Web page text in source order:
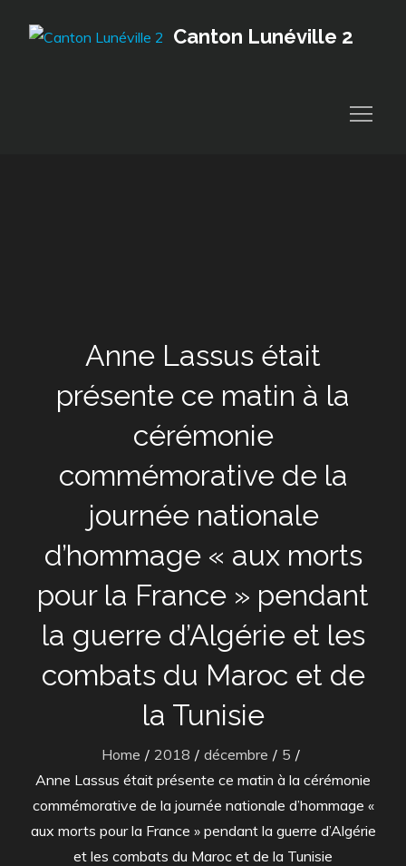
Canton Lunéville 2
Anne Lassus était
présente ce matin à la
cérémonie
commémorative de la
journée nationale
d’hommage « aux morts
pour la France » pendant
la guerre d’Algérie et les
combats du Maroc et de
la Tunisie
Home 2018 décembre
5
Anne Lassus était présente ce matin à la cérémonie
commémorative de la journée nationale d’hommage «
aux morts pour la France » pendant la guerre d’Algérie
et les combats du Maroc et de la Tunisie